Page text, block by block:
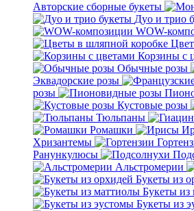
Авторские сборные букеты
Дуо и трио
WOW-
Корзины с
Обычные розы
Эквадорские розы
розы
Кустовые розы
Тюльпаны
Ромашки
Хризантемы
Ранункулюсы
Альстромерии
Букеты из
Букеты из
Букеты из